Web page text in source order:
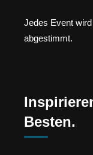
Jedes Event
abgestimmt.
Besten.